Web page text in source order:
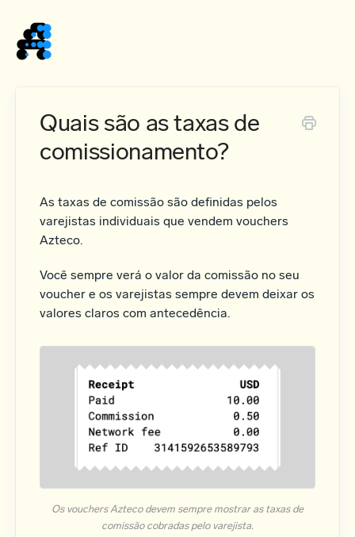
Home
Quais são as taxas de
comissionamento?
As taxas de comissão são definidas pelos
varejistas individuais que vendem vouchers
Azteco.
Você sempre verá o valor da comissão no seu
voucher e os varejistas sempre devem deixar os
valores claros com antecedência.
Os vouchers Azteco devem sempre mostrar as taxas de
comissão cobradas pelo varejista.